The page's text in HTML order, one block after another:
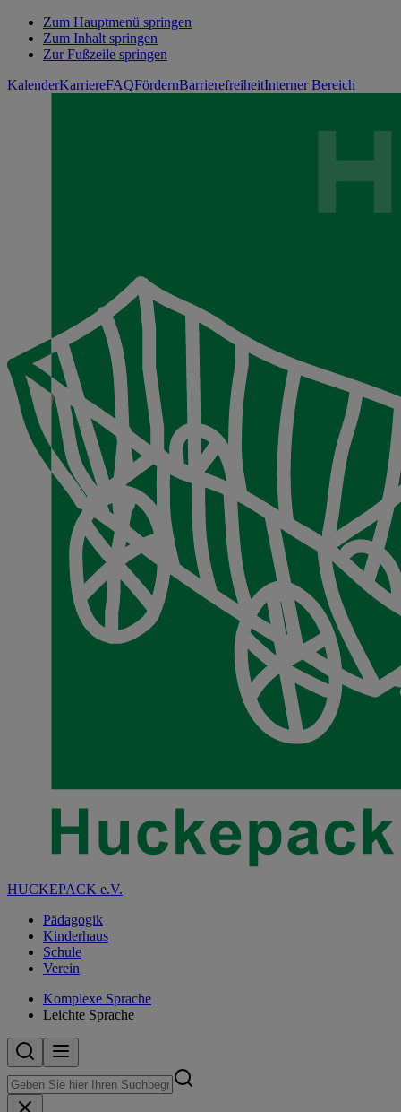
Zum Hauptmenü springen
Zum Inhalt springen
Zur Fußzeile springen
KalenderKarriereFAQFördernBarrierefreiheitInterner Bereich
HUCKEPACK e.V.
Pädagogik
Kinderhaus
Schule
Verein
Komplexe Sprache
Leichte Sprache